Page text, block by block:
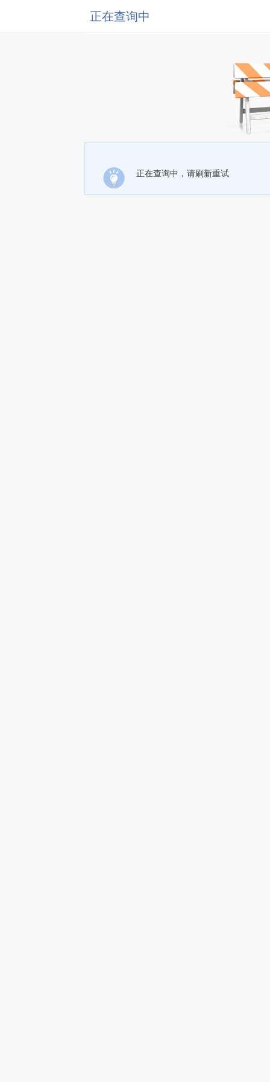
正在查询中
正在查询中，请刷新重试